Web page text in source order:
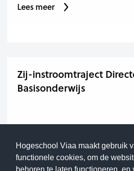
Hogeschool Viaa maakt gebruik
functionele cookies, om de
Lees meer
Zij-instroomtraject
Basisonderwijs